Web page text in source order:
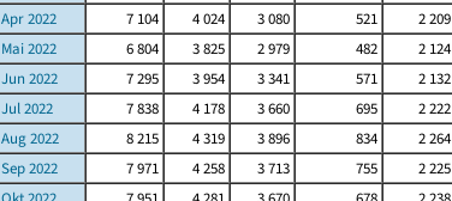
Apr 2022
7 104 4 024 3 080 521 2 209
Mai 2022
6 804 3 825 2 979 482 2 124
Jun 2022
7 295 3 954 3 341 571 2 132
Jul 2022
7 838 4 178 3 660 695 2 222
Aug 2022
8 215 4 319 3 896 834 2 264
Sep 2022
7 971 4 258 3 713 755 2 225